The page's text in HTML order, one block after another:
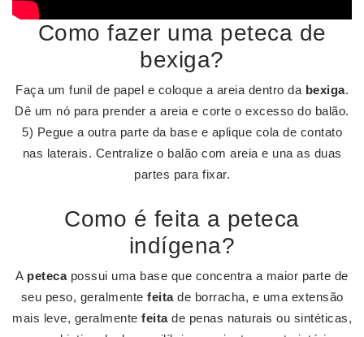
Como fazer uma peteca de
bexiga?
Faça um funil de papel e coloque a areia dentro da bexiga.
Dê um nó para prender a areia e corte o excesso do balão.
5) Pegue a outra parte da base e aplique cola de contato
nas laterais. Centralize o balão com areia e una as duas
partes para fixar.
Como é feita a peteca
indígena?
A petecapossui uma base que concentra a maior parte de
seu peso, geralmente feitade borracha, e uma extensão
mais leve, geralmente feitade penas naturais ou sintéticas,